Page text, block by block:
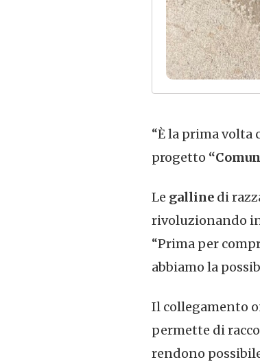
“È la prima volta
progetto
Le galline di
rivoluzionando
“Prima per
abbiamo la
Il collegamento
permette di
rendono